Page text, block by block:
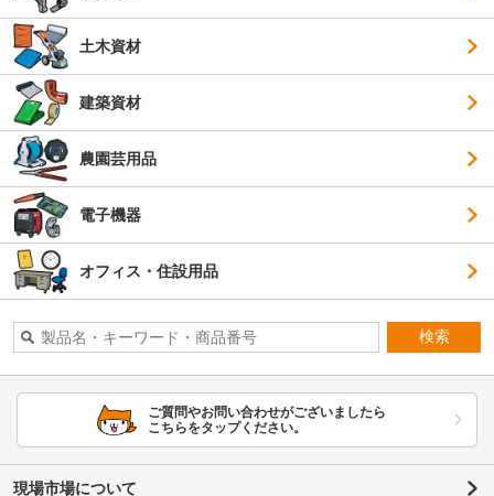
土木資材
建築資材
農園芸用品
電子機器
オフィス・住設用品
検索
ご質問やお問い合わせがございましたら
こちらをタップください。
現場市場について